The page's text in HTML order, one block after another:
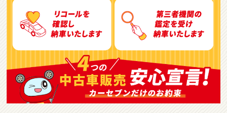
トヨタ
ヴォクシー
ＳＵＶ・クロカン
1 位
トヨタ
ヤリスクロス